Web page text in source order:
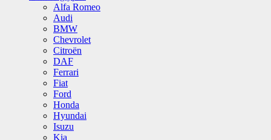
Alfa Romeo
Audi
BMW
Chevrolet
Citroën
DAF
Ferrari
Fiat
Ford
Honda
Hyundai
Isuzu
Kia